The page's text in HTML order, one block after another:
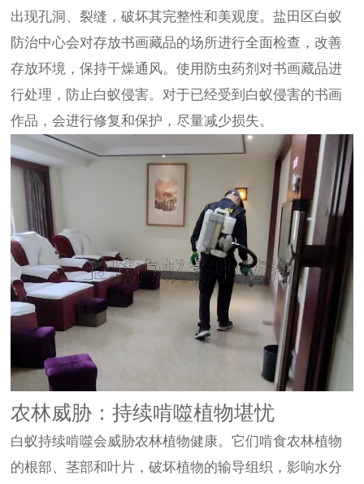
出现孔洞、裂缝，破坏其完整性和美观度。盐田区白蚁
防治中心会对存放书画藏品的场所进行全面检查，改善
存放环境，保持干燥通风。使用防虫药剂对书画藏品进
行处理，防止白蚁侵害。对于已经受到白蚁侵害的书画
作品，会进行修复和保护，尽量减少损失。
农林威胁：持续啃噬植物堪忧
白蚁持续啃噬会威胁农林植物健康。它们啃食农林植物
的根部、茎部和叶片，破坏植物的输导组织，影响水分